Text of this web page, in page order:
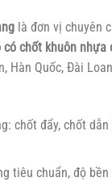
là đơn vị chuyên
có chốt khuôn nhựa
Hàn Quốc, Đài
chốt đẩy, chốt
tiêu chuẩn, độ bền